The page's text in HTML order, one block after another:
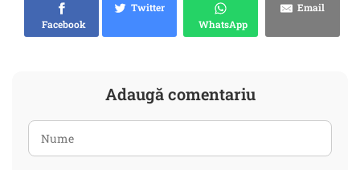
Facebook
Twitter
WhatsApp
Email
Adaugă comentariu